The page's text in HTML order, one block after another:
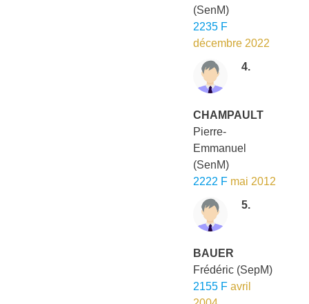
(SenM)
2235 F
décembre 2022
4.
CHAMPAULT
Pierre-
Emmanuel
(SenM)
2222 F mai 2012
5.
BAUER
Frédéric (SepM)
2155 F avril